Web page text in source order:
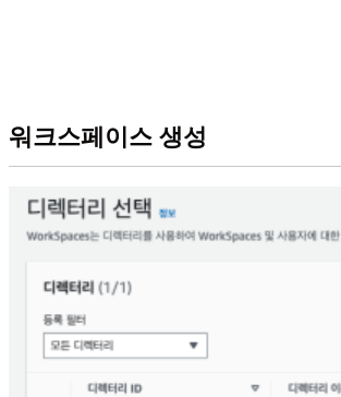
워크스페이스 생성